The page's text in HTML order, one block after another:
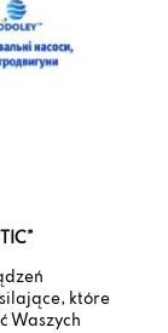
które
Waszych